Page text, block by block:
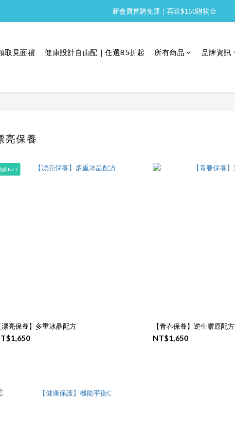
全館消費滿 NT$2,000 免運
新會員首購免運｜再送$150購物金
取見面禮 健康設計自由配｜任選85折起 所有商品 品牌資訊
亮保養
銷 No.1
漂亮保養】多重冰晶配方 【青春保養】逆生膠原配方
NT$1,650